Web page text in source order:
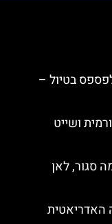
לפספס בטיול –
ושייט
סגור, לאן
האדריאטית